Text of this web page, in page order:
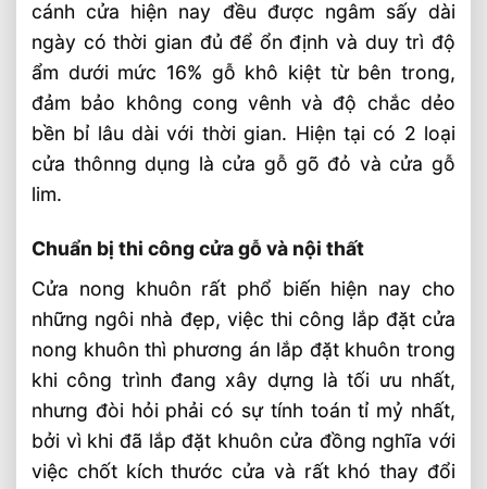
cánh cửa hiện nay đều được ngâm sấy dài
ngày có thời gian đủ để ổn định và duy trì độ
ẩm dưới mức 16% gỗ khô kiệt từ bên trong,
đảm bảo không cong vênh và độ chắc dẻo
bền bỉ lâu dài với thời gian. Hiện tại có 2 loại
cửa thônng dụng là cửa gỗ gõ đỏ và cửa gỗ
lim.
Chuẩn bị thi công cửa gỗ và nội thất
Cửa nong khuôn rất phổ biến hiện nay cho
những ngôi nhà đẹp, việc thi công lắp đặt cửa
nong khuôn thì phương án lắp đặt khuôn trong
khi công trình đang xây dựng là tối ưu nhất,
nhưng đòi hỏi phải có sự tính toán tỉ mỷ nhất,
bởi vì khi đã lắp đặt khuôn cửa đồng nghĩa với
việc chốt kích thước cửa và rất khó thay đổi